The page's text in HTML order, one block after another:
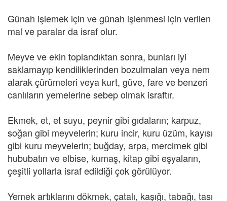
Günah işlemek için ve günah işlenmesi için verilen
mal ve paralar da israf olur.
Meyve ve ekin toplandıktan sonra, bunları iyi
saklamayıp kendiliklerinden bozulmaları veya nem
alarak çürümeleri veya kurt, güve, fare ve benzeri
canlıların yemelerine sebep olmak israftır.
Ekmek, et, et suyu, peynir gibi gıdaların; karpuz,
soğan gibi meyvelerin; kuru incir, kuru üzüm, kayısı
gibi kuru meyvelerin; buğday, arpa, mercimek gibi
hububatın ve elbise, kumaş, kitap gibi eşyaların,
çeşitli yollarla israf edildiği çok görülüyor.
Yemek artıklarını dökmek, çatalı, kaşığı, tabağı, tası